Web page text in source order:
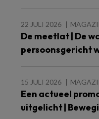
22 JULI 2026
De meetlat | De
persoonsgericht
15 JULI 2026
Een actueel
uitgelicht |